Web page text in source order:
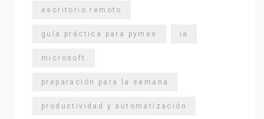
escritorio remoto
guía práctica para pymes ia
microsoft
preparación para la semana
productividad y automatización